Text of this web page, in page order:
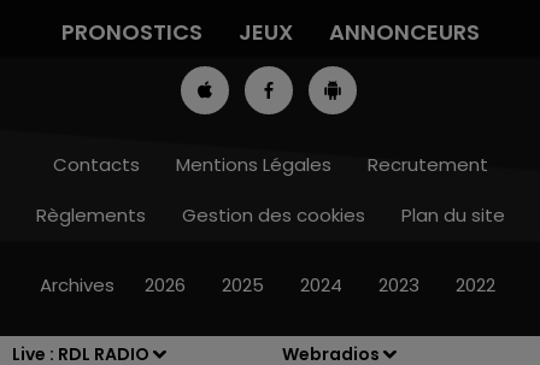
Live : RDL RADIO Webradios
7h00 - 10h00
PRONOSTICS
JEUX ANNONCEURS
Contacts Mentions Légales
Recrutement
Règlements
Gestion des cookies Plan du site
Archives 2026 2025 2024 2023 2022